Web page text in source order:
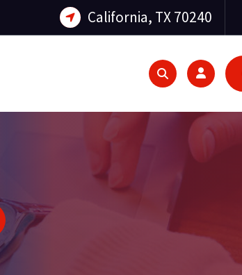
California, TX 70240